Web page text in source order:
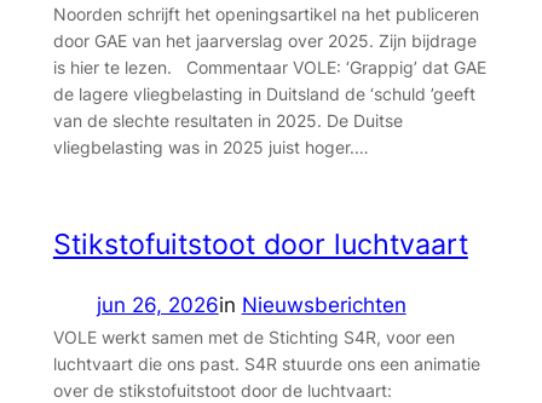
Noorden schrijft het openingsartikel na het publiceren
door GAE van het jaarverslag over 2025. Zijn bijdrage
is hier te lezen. Commentaar VOLE: ‘Grappig’ dat GAE
de lagere vliegbelasting in Duitsland de ‘schuld ’geeft
van de slechte resultaten in 2025. De Duitse
vliegbelasting was in 2025 juist hoger.…
Stikstofuitstoot door luchtvaart
jun 26, 2026in Nieuwsberichten
VOLE werkt samen met de Stichting S4R, voor een
luchtvaart die ons past. S4R stuurde ons een animatie
over de stikstofuitstoot door de luchtvaart: